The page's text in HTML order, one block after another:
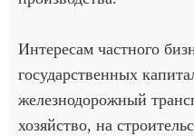
Интересам частного
государственных
железнодорожный
хозяйство, на